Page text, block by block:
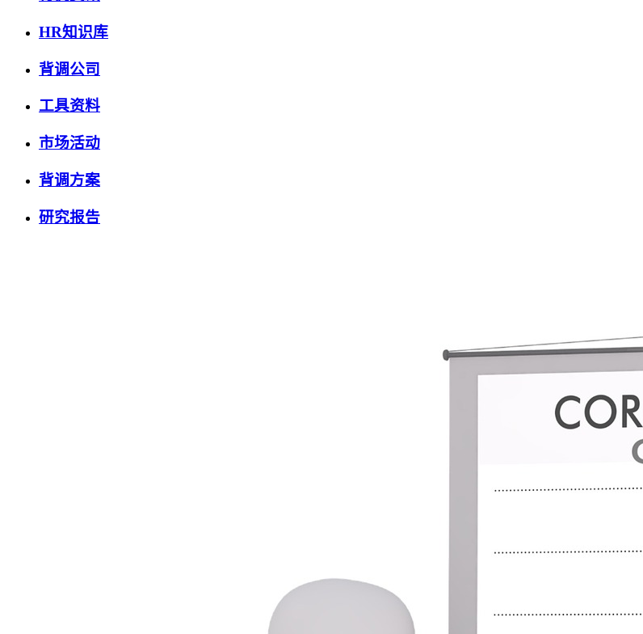
HR知识库
背调公司
工具资料
市场活动
背调方案
研究报告